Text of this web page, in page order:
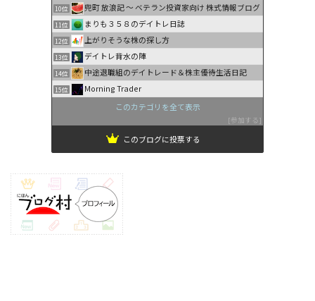
10位 兜町 放浪記 〜 ベテラン投資家向け 株式情報ブログ
11位 まりも３５８のデイトレ日誌
12位 上がりそうな株の探し方
13位 デイトレ背水の陣
14位 中途退職組のデイトレード＆株主優待生活日記
15位
Morning Trader
このカテゴリを全て表示
参加する
このブログに投票する